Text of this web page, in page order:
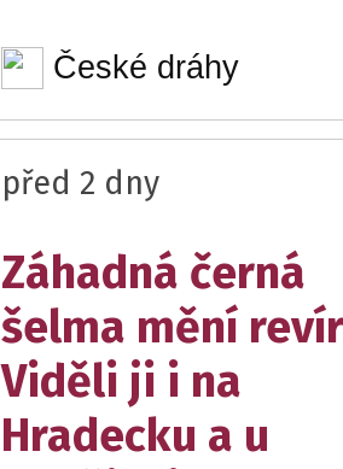
České dráhy
před 2 dny
Záhadná černá
šelma mění
Viděli ji i na
Hradecku a u